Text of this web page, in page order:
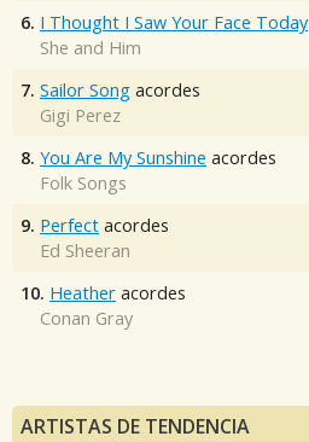
6. I Thought I Saw Your Face Today
She and Him
7. Sailor Song acordes
Gigi Perez
8. You Are My Sunshine acordes
Folk Songs
9. Perfect acordes
Ed Sheeran
10. Heather acordes
Conan Gray
ARTISTAS DE TENDENCIA